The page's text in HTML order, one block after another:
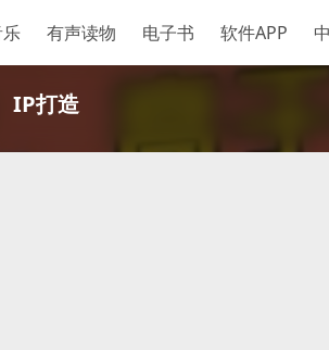
有声读物 电子书 软件APP
IP打造